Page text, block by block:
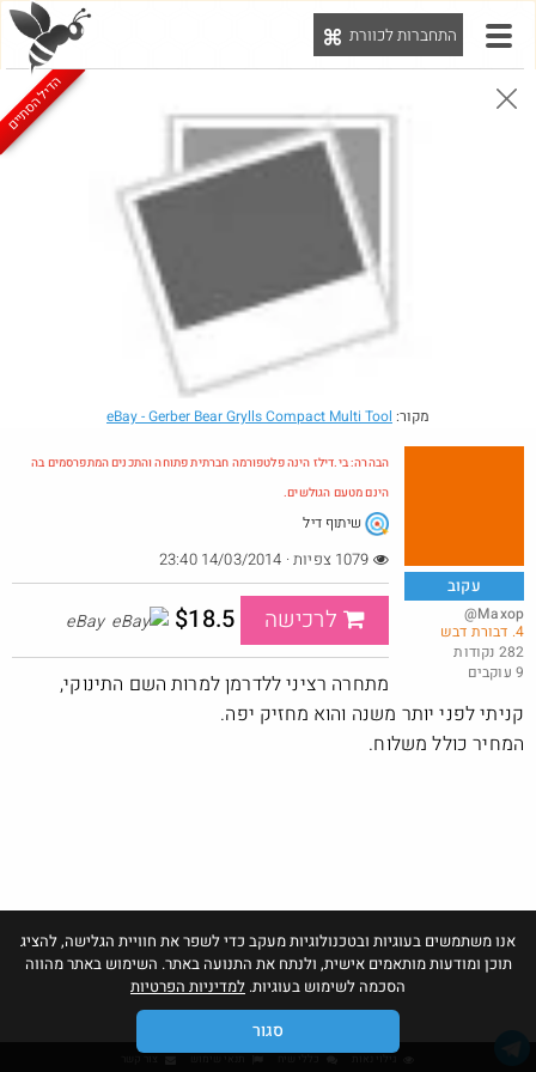
התחברות לכוורת
הבהרה: בי.דילז הינה פלטפורמה חברתית פתוחה והתכנים המתפרסמים בה הינם מטעם הגולשים.
הדילים המעודכנים הדילים החמים
עדכונים מהרשת חדש בכוורת
רביעיית תחתוני בוקסר אד הארדי ב-25 דולר, ונכללים במשלוח חינם
· 0· 36
אנו משתמשים בעוגיות ובטכנולוגיות מעקב כדי לשפר את חוויית הגלישה, להציג
תוכן ומודעות מותאמים אישית, ולנתח את התנועה באתר. השימוש באתר מהווה
הסכמה לשימוש בעוגיות. למדיניות הפרטיות
סגור
הדיל הסתיים
מקור: eBay- Gerber Bear Grylls Compact Multi Tool
עקוב
@Maxop
4. דבורת דבש
282 נקודות
9 עוקבים
הבהרה: בי.דילז הינה פלטפורמה חברתית פתוחה והתכנים המתפרסמים בה
הינם מטעם הגולשים.
שיתוף דיל
לרכישה $18.5
eBay
מתחרה רציני ללדרמן למרות השם התינוקי,
קניתי לפני יותר משנה והוא מחזיק יפה.
המחיר כולל משלוח.